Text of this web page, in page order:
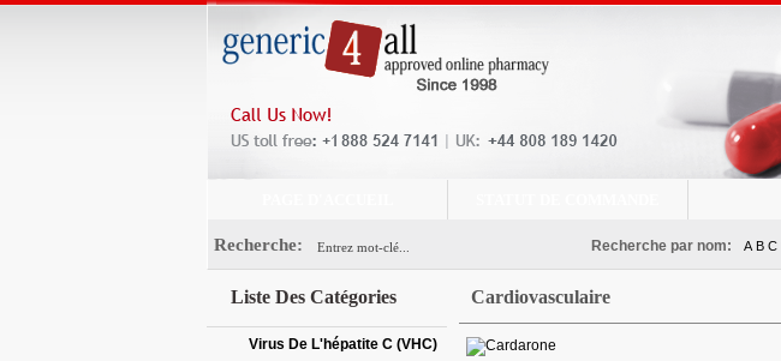
Recherche: Recherche par nom: A B C
Liste Des Catégories
Virus De L'hépatite C (VHC)
Cardiovasculaire